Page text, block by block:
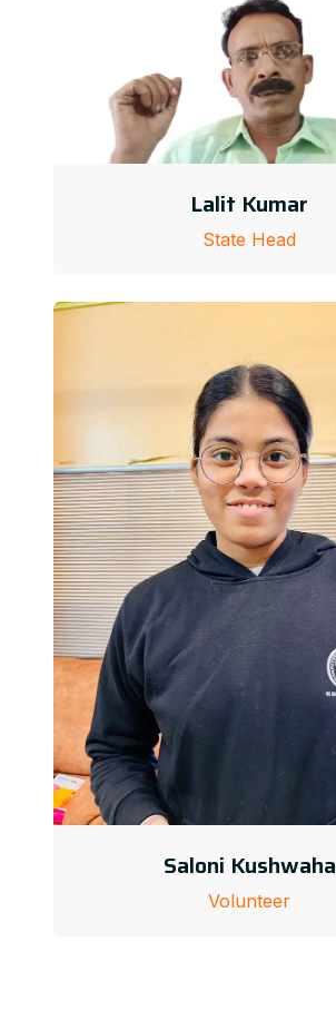
Lalit Kumar
State Head
Saloni Kushwaha
Volunteer